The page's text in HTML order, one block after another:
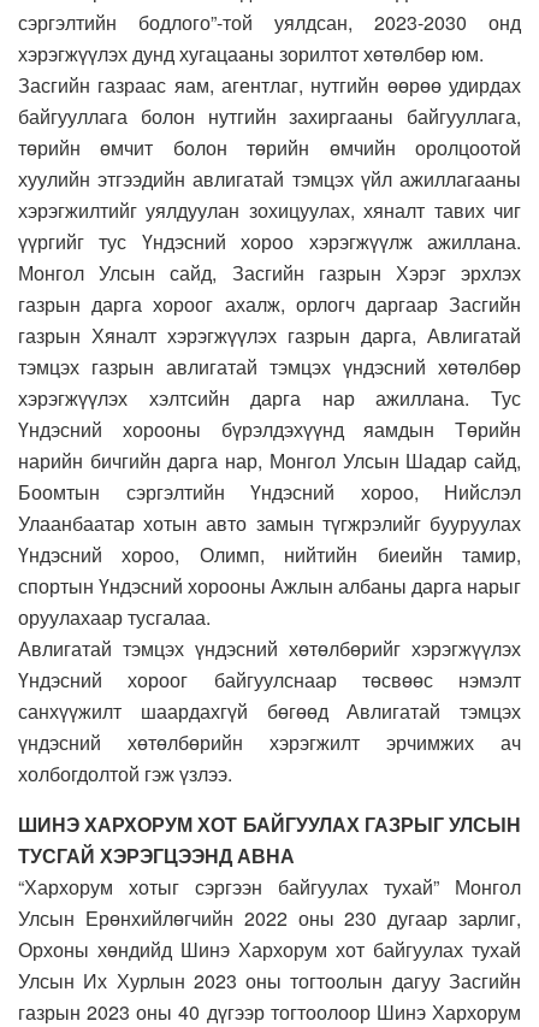
сэргэлтийн бодлого”-той уялдсан, 2023-2030 онд
хэрэгжүүлэх дунд хугацааны зорилтот хөтөлбөр юм.
Засгийн газраас яам, агентлаг, нутгийн өөрөө удирдах
байгууллага болон нутгийн захиргааны байгууллага,
төрийн өмчит болон төрийн өмчийн оролцоотой
хуулийн этгээдийн авлигатай тэмцэх үйл ажиллагааны
хэрэгжилтийг уялдуулан зохицуулах, хяналт тавих чиг
үүргийг тус Үндэсний хороо хэрэгжүүлж ажиллана.
Монгол Улсын сайд, Засгийн газрын Хэрэг эрхлэх
газрын дарга хороог ахалж, орлогч даргаар Засгийн
газрын Хяналт хэрэгжүүлэх газрын дарга, Авлигатай
тэмцэх газрын авлигатай тэмцэх үндэсний хөтөлбөр
хэрэгжүүлэх хэлтсийн дарга нар ажиллана. Тус
Үндэсний хорооны бүрэлдэхүүнд яамдын Төрийн
нарийн бичгийн дарга нар, Монгол Улсын Шадар сайд,
Боомтын сэргэлтийн Үндэсний хороо, Нийслэл
Улаанбаатар хотын авто замын түгжрэлийг бууруулах
Үндэсний хороо, Олимп, нийтийн биеийн тамир,
спортын Үндэсний хорооны Ажлын албаны дарга нарыг
оруулахаар тусгалаа.
Авлигатай тэмцэх үндэсний хөтөлбөрийг хэрэгжүүлэх
Үндэсний хороог байгуулснаар төсвөөс нэмэлт
санхүүжилт шаардахгүй бөгөөд Авлигатай тэмцэх
үндэсний хөтөлбөрийн хэрэгжилт эрчимжих ач
холбогдолтой гэж үзлээ.
ШИНЭ ХАРХОРУМ ХОТ БАЙГУУЛАХ ГАЗРЫГ УЛСЫН
ТУСГАЙ ХЭРЭГЦЭЭНД АВНА
“Хархорум хотыг сэргээн байгуулах тухай” Монгол
Улсын Ерөнхийлөгчийн 2022 оны 230 дугаар зарлиг,
Орхоны хөндийд Шинэ Хархорум хот байгуулах тухай
Улсын Их Хурлын 2023 оны тогтоолын дагуу Засгийн
газрын 2023 оны 40 дүгээр тогтоолоор Шинэ Хархорум